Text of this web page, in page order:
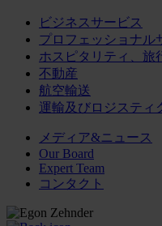
ビジネスサービス
プロフェッショナル
ホスピタリティ、旅
不動産
航空輸送
運輸及びロジスティ
メディア&ニュース
Our Board
Expert Team
コンタクト